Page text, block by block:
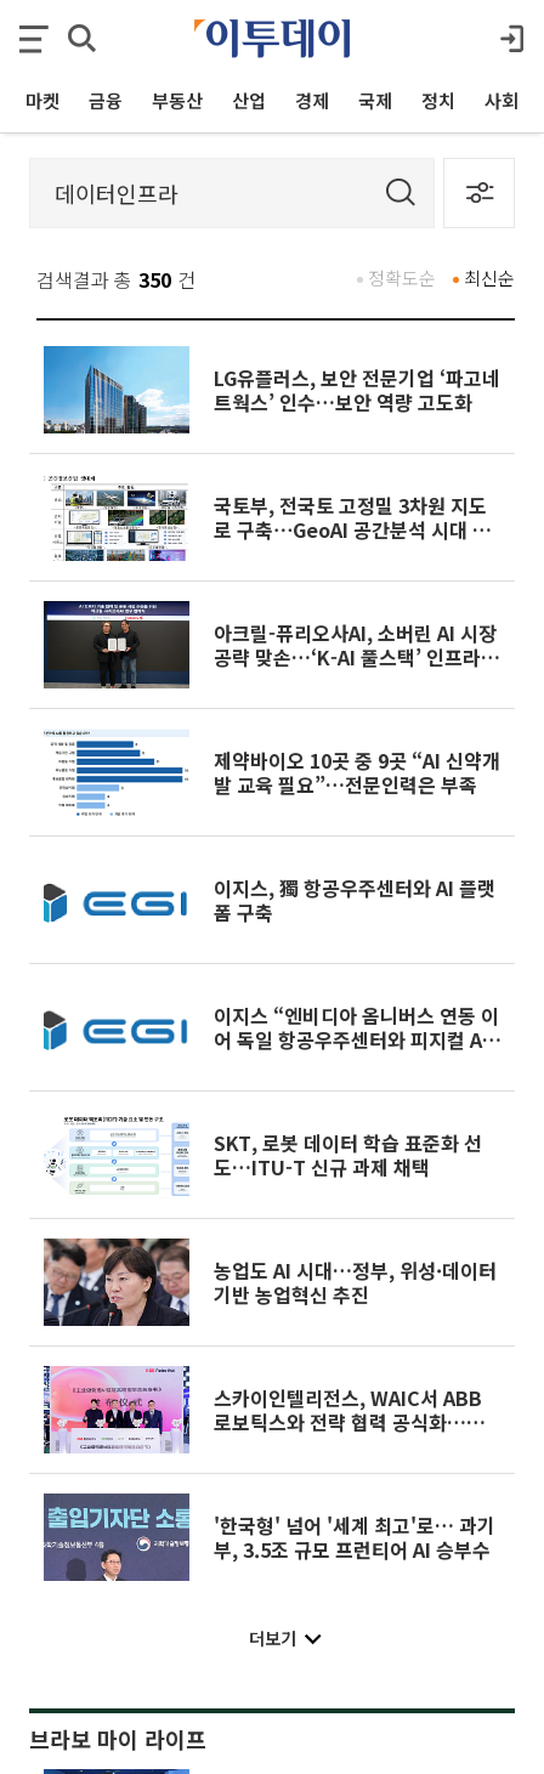
마켓 금융 부동산 산업 경제 국제 정치 사회
검색결과 총 350 건 최신순
정확도순
LG유플러스, 보안 전문기업 ‘파고네
트웍스’ 인수…보안 역량 고도화
국토부, 전국토 고정밀 3차원 지도
로 구축⋯GeoAI 공간분석 시대 연
아크릴-퓨리오사AI, 소버린 AI 시장
공략 맞손…‘K-AI 풀스택’ 인프라
제약바이오 10곳 중 9곳 “AI 신약개
발 교육 필요”…전문인력은 부족
이지스, 獨 항공우주센터와 AI 플랫
폼 구축
이지스 “엔비디아 옴니버스 연동 이
어 독일 항공우주센터와 피지컬 AI
정”
SKT, 로봇 데이터 학습 표준화 선
도…ITU-T 신규 과제 채택
농업도 AI 시대…정부, 위성·데이터
기반 농업혁신 추진
스카이인텔리전스, WAIC서 ABB
로보틱스와 전략 협력 공식화…피지
'한국형' 넘어 '세계 최고'로… 과기
부, 3.5조 규모 프런티어 AI 승부수
더보기
브라보 마이 라이프